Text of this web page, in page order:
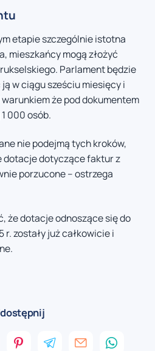
etapie szczególnie istotna
mieszkańcy mogą złożyć
Parlament będzie
w ciągu sześciu miesięcy i
że pod dokumentem
000 osób.
nie podejmą tych kroków,
dotacje dotyczące faktur z
porzucone – ostrzega
że dotacje odnoszące się do
zostały już całkowicie i